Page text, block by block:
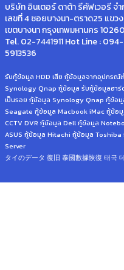
บริษัท อินเตอร์ ดาต้า รีคัฟเวอรี จ
เลขที่ 4 ซอยบางนา-ตราด25 แขว
เขตบางนา กรุงเทพมหานคร 10260
Tel. 02-7441911 Hot Line :
5913536
รับกู้ข้อมูล HDD เสีย กู้ข้อมูลจากอุปกรณ์
Synology Qnap กู้ข้อมูล รับกู้ข้อมูลฮา
เป็นรอย กู้ข้อมูล Synology Qnap กู้ข้อ
Seagate กู้ข้อมูล Macbook iMac กู้ข้อ
CCTV DVR กู้ข้อมูล Dell กู้ข้อมูล
ASUS กู้ข้อมูล Hitachi กู้ข้อมูล Toshiba
Server
タイのデータ 復旧 泰國數據恢復 태국